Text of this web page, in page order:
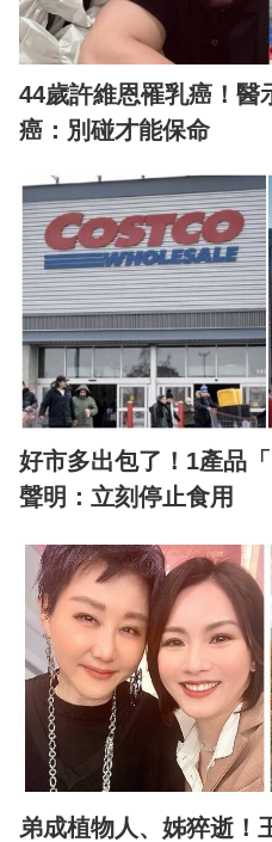
44歲許維恩罹乳癌！醫
癌：別碰才能保命
好市多出包了！1產品
聲明：立刻停止食用
弟成植物人、姊猝逝！